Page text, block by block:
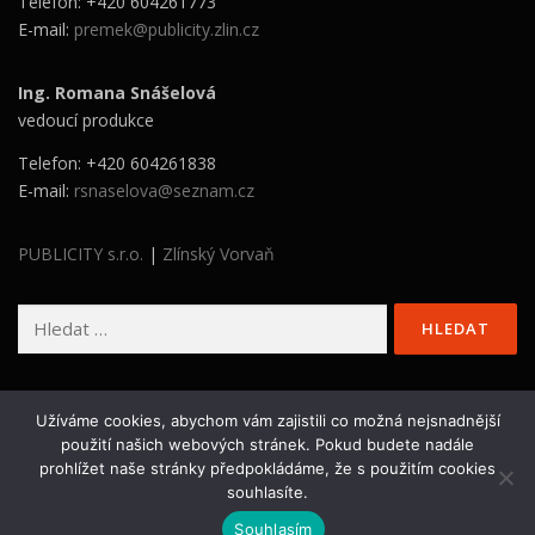
E-mail: premek@publicity.zlin.cz
Ing. Romana Snášelová
vedoucí produkce
Telefon: +420 604261838
E-mail: rsnaselova@seznam.cz
PUBLICITY s.r.o. | Zlínský Vorvaň
Vyhledávání
Copyright © 2026 Stavba roku Zlínského kraje
šablona od FameThemes
Užíváme cookies, abychom vám zajistili co možná nejsnadnější
použití našich webových stránek. Pokud budete nadále
prohlížet naše stránky předpokládáme, že s použitím cookies
souhlasíte.
Souhlasím